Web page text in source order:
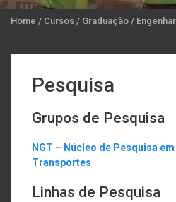
Home / Cursos / Graduação /
Pesquisa
Grupos de Pesquisa
NGT – Núcleo de Pesquisa
Transportes
Linhas de Pesquisa